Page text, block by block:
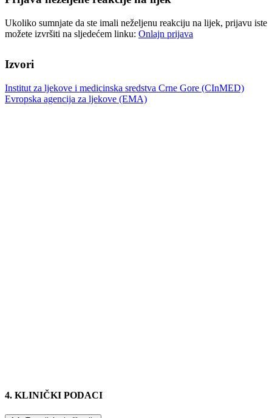
Ukoliko sumnjate da ste imali neželjenu reakciju na lijek, prijavu iste
možete izvršiti na sljedećem linku: Onlajn prijava
Izvori
Institut za ljekove i medicinska sredstva Crne Gore (CInMED)
Evropska agencija za ljekove (EMA)
4. KLINIČKI PODACI